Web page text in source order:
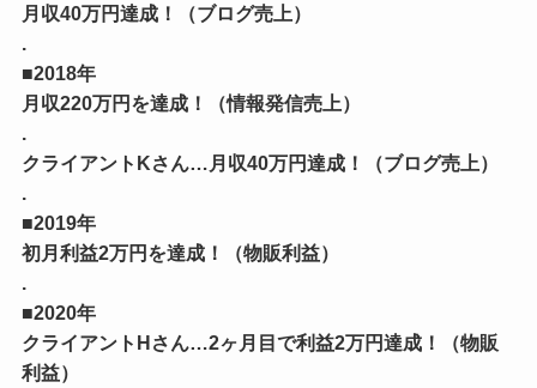
月収40万円達成！（ブログ売上）
.
■2018年
月収220万円を達成！（情報発信売上）
.
クライアントKさん…月収40万円達成！（ブログ売上）
.
■2019年
初月利益2万円を達成！（物販利益）
.
■2020年
クライアントHさん…2ヶ月目で利益2万円達成！（物販
利益）